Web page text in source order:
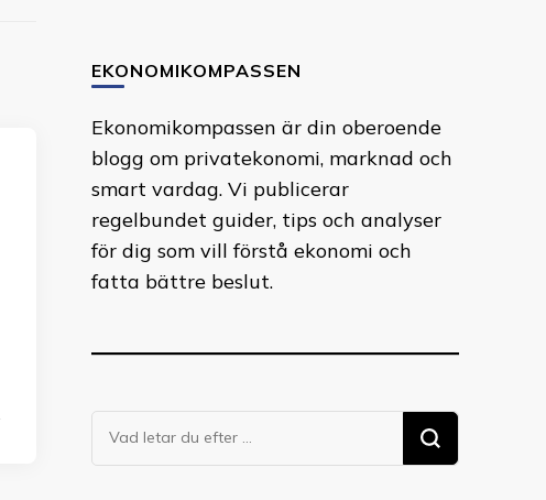
EKONOMIKOMPASSEN
Ekonomikompassen är din oberoende
blogg om privatekonomi, marknad och
smart vardag. Vi publicerar
regelbundet guider, tips och analyser
för dig som vill förstå ekonomi och
fatta bättre beslut.
Letar
du